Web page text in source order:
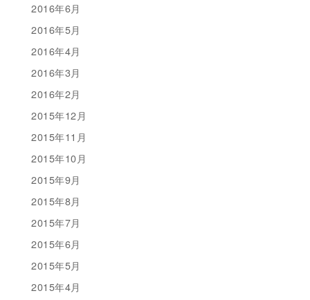
2016年6月
2016年5月
2016年4月
2016年3月
2016年2月
2015年12月
2015年11月
2015年10月
2015年9月
2015年8月
2015年7月
2015年6月
2015年5月
2015年4月